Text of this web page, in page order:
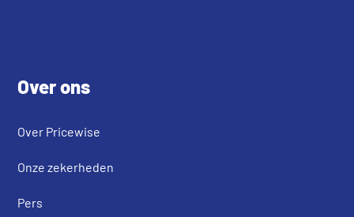
Over ons
Over Pricewise
Onze zekerheden
Pers